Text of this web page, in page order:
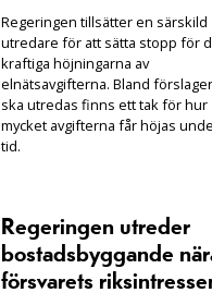
Regeringen tillsätter en särskild
utredare för att sätta stopp för
kraftiga höjningarna av
elnätsavgifterna. Bland
ska utredas finns ett tak för hur
mycket avgifterna får höjas
tid.
Regeringen utreder
bostadsbyggande
försvarets